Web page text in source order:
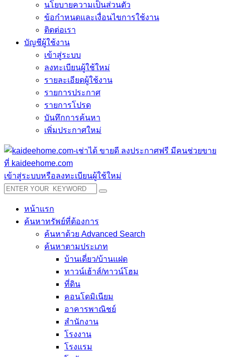
นโยบายความเป็นส่วนตัว
ข้อกำหนดและเงื่อนไขการใช้งาน
ติดต่อเรา
บัญชีผู้ใช้งาน
เข้าสู่ระบบ
ลงทะเบียนผู้ใช้ใหม่
รายละเอียดผู้ใช้งาน
รายการประกาศ
รายการโปรด
บันทึกการค้นหา
เพิ่มประกาศใหม่
เข้าสู่ระบบหรือลงทะเบียนผู้ใช้ใหม่
หน้าแรก
ค้นหาทรัพย์ที่ต้องการ
ค้นหาด้วย Advanced Search
ค้นหาตามประเภท
บ้านเดี่ยว/บ้านแฝด
ทาวน์เฮ้าส์/ทาวน์โฮม
ที่ดิน
คอนโดมิเนียม
อาคารพาณิชย์
สำนักงาน
โรงงาน
โรงแรม